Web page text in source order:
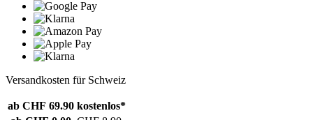
Versandkosten für Schweiz
ab CHF 69.90 kostenlos*